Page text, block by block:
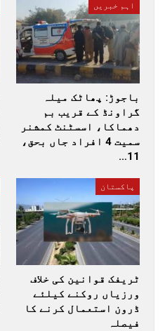
اہم خبریں
باجوڑ: پھاٹک میلہ
گراونڈ کے قریب بم
دھماکا، اسسٹنٹ کمشنر
سمیت 4 افراد جاں بحق،
11…
پاکستان
ٹریفک قوانین کی خلاف
ورزیاں روکنے کیلئے
ڈرون استعمال کرنے کا
فیصلہ